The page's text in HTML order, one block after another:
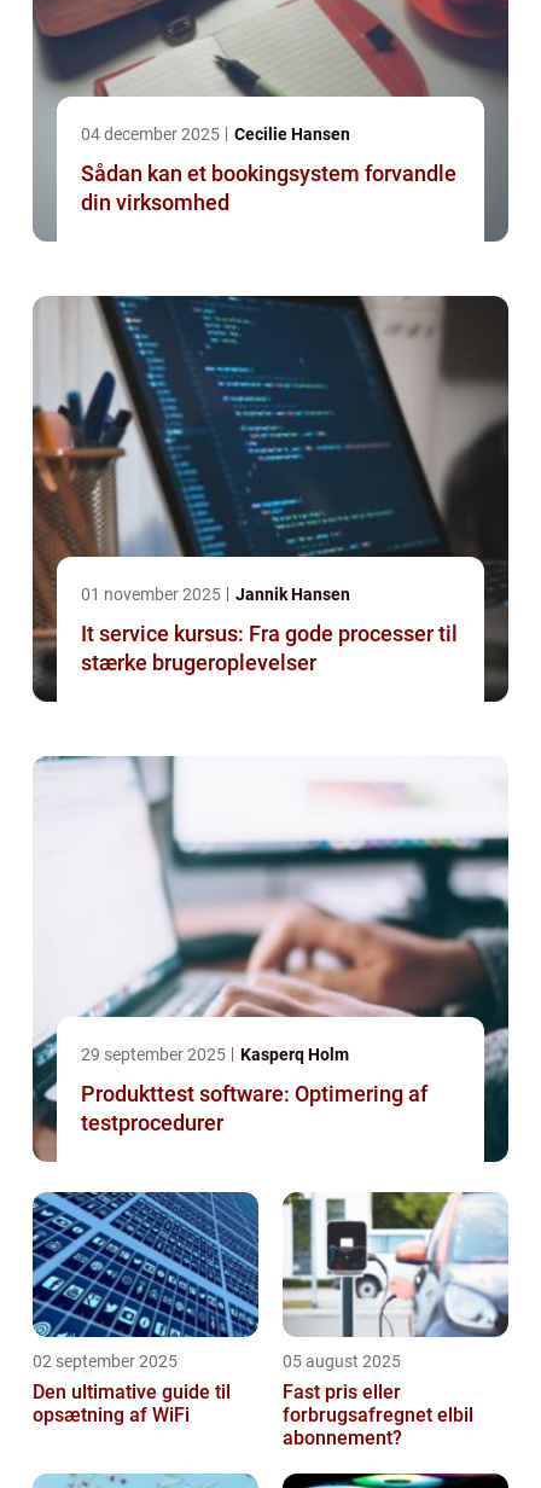
04 december 2025 Cecilie Hansen
Sådan kan et bookingsystem forvandle
din virksomhed
01 november 2025 Jannik Hansen
It service kursus: Fra gode processer til
stærke brugeroplevelser
29 september 2025 Kasperq Holm
Produkttest software: Optimering af
testprocedurer
02 september 2025
Den ultimative guide til
opsætning af WiFi
05 august 2025
Fast pris eller
forbrugsafregnet elbil
abonnement?